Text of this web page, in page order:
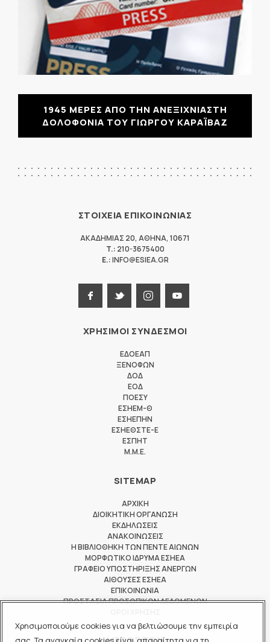
Χρησιμοποιούμε cookies για να βελτιώσουμε την εμπειρία
1945 ΜΕΡΕΣ ΑΠΟ ΤΗΝ ΑΝΕΞΙΧΝΙΑΣΤΗ
ΔΟΛΟΦΟΝΙΑ ΤΟΥ ΓΙΩΡΓΟΥ ΚΑΡΑΪΒΑΖ
ΣΤΟΙΧΕΙΑ ΕΠΙΚΟΙΝΩΝΙΑΣ
ΑΚΑΔΗΜΙΑΣ 20, ΑΘΗΝΑ, 10671
T.: 210-3675400
E.:INFO@ESIEA.GR
ΧΡΗΣΙΜΟΙ ΣΥΝΔΕΣΜΟΙ
ΕΔΟΕΑΠ
ΞΕΝΟΦΩΝ
ΔΟΔ
ΕΟΔ
ΠΟΕΣΥ
ΕΣΗΕΜ-Θ
ΕΣΗΕΠΗΝ
ΕΣΗΕΘΣΤΕ-Ε
ΕΣΠΗΤ
M.M.E.
SITEMAP
ΑΡΧΙΚΗ
ΔΙΟΙΚΗΤΙΚΗ ΟΡΓΑΝΩΣΗ
ΕΚΔΗΛΩΣΕΙΣ
ΑΝΑΚΟΙΝΩΣΕΙΣ
Η ΒΙΒΛΙΟΘΗΚΗ ΤΩΝ ΠΕΝΤΕ ΑΙΩΝΩΝ
ΜΟΡΦΩΤΙΚΟ ΙΔΡΥΜΑ ΕΣΗΕΑ
ΓΡΑΦΕΙΟ ΥΠΟΣΤΗΡΙΞΗΣ ΑΝΕΡΓΩΝ
ΑΙΘΟΥΣΕΣ ΕΣΗΕΑ
ΕΠΙΚΟΙΝΩΝΙΑ
ΠΡΟΣΤΑΣΙΑ ΠΡΟΣΩΠΙΚΩΝ ΔΕΔΟΜΕΝΩΝ